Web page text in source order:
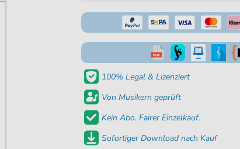
100% Legal & Lizenziert
Von Musikern geprüft
Kein Abo. Fairer Einzelkauf.
Sofortiger Download nach Kauf